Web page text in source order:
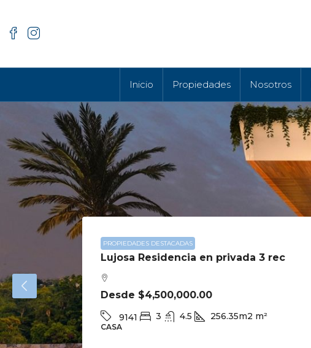
Inicio Propiedades Nosotros
PROPIEDADES DESTACADAS
Lujosa Residencia en privada 3 rec
Desde $4,500,000.00
9141 3 4.5 256.35m2 m²
CASA